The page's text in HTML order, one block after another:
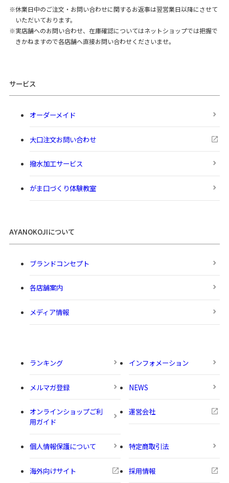
休業日中のご注文・お問い合わせに関するお返事は翌営業日以降にさせて
いただいております。
実店舗へのお問い合わせ、在庫確認についてはネットショップでは把握で
きかねますので各店舗へ直接お問い合わせくださいませ。
サービス
オーダーメイド
大口注文お問い合わせ
撥水加工サービス
がま口づくり体験教室
AYANOKOJIについて
ブランドコンセプト
各店舗案内
メディア情報
ランキング インフォメーション
メルマガ登録 NEWS
オンラインショップご利
用ガイド
運営会社
個人情報保護について 特定商取引法
海外向けサイト 採用情報